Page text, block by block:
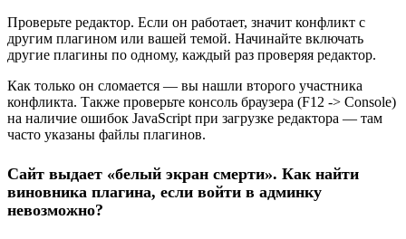
Проверьте редактор. Если он работает, значит конфликт с
другим плагином или вашей темой. Начинайте включать
другие плагины по одному, каждый раз проверяя редактор.
Как только он сломается — вы нашли второго участника
конфликта. Также проверьте консоль браузера (F12 -> Console)
на наличие ошибок JavaScript при загрузке редактора — там
часто указаны файлы плагинов.
Сайт выдает «белый экран смерти». Как найти
виновника плагина, если войти в админку
невозможно?